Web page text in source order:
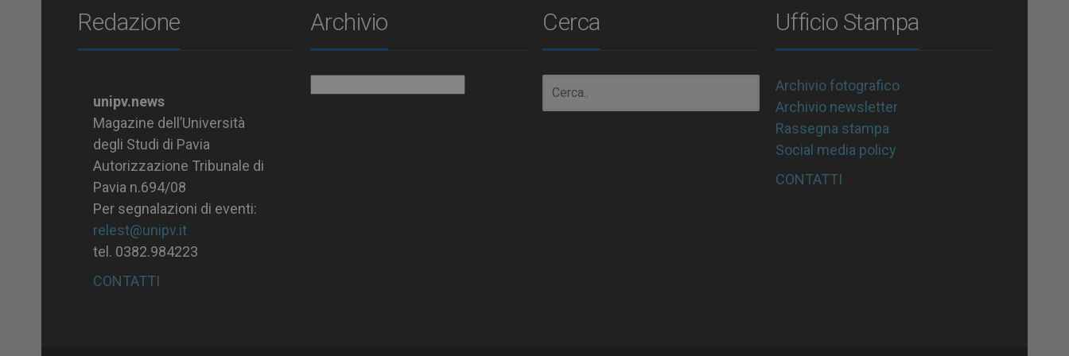
Redazione
unipv.news
Magazine dell’Università
degli Studi di Pavia
Autorizzazione Tribunale di
Pavia n.694/08
Per segnalazioni di eventi:
relest@unipv.it
tel. 0382.984223
CONTATTI
Archivio Cerca Ufficio Stampa
Archivio fotografico
Archivio newsletter
Rassegna stampa
Social media policy
CONTATTI